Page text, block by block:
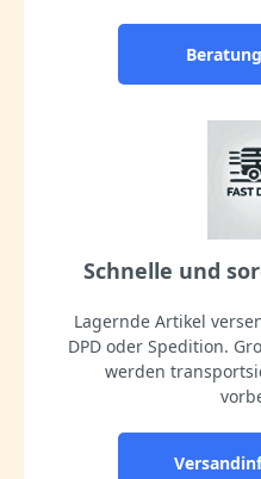
Schnelle und
Lagernde Artikel
DPD oder Spedition.
werden